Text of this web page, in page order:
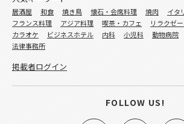
居酒屋 和食 焼き鳥 懐石・会席料理 焼肉
イタ
フランス料理
アジア料理 喫茶・カフェ リラクゼ
カラオケ
ビジネスホテル 内科 小児科 動物病院
法律事務所
掲載者ログイン
FOLLOW US!